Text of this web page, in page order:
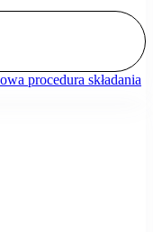
procedura składania